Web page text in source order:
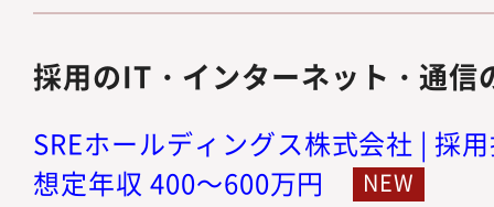
採用のIT・インターネット・通信
SREホールディングス株式会社 | 採
想定年収 400～600万円